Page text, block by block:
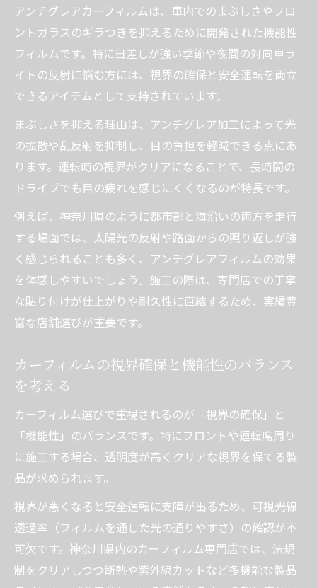
アンチグレアカーフィルムは、車内でのまぶしさやフロ
ントガラスのギラつきを抑えるために開発された機能性
フィルムです。特に日差しが強い季節や夜間の対向車ラ
イトの反射に悩む方には、視界の確保と安全運転を両立
できるアイテムとして支持されています。
まぶしさを抑える理由は、アンチグレア加工によって光
の拡散や乱反射を抑制し、目の負担を軽減できる点にあ
ります。運転時の視界がクリアになることで、長時間の
ドライブでも目の疲れを感じにくくなるのが特長です。
例えば、神奈川県のように都市部と海沿いの両方を走行
する場面では、太陽光の反射や路面からの照り返しが強
く感じられることも多く、アンチグレアフィルムの効果
を体感しやすいでしょう。施工の際は、専門店での丁寧
な貼り付けが仕上がりや耐久性に直結するため、実績豊
富な店舗選びが重要です。
カーフィルムの視界確保と機能性のバランス
を考える
カーフィルム選びで重視されるのが「視界の確保」と
「機能性」のバランスです。特にフロントや運転席周り
に施工する場合、透明度が高くクリアな視界を保てる製
品が求められます。
視界が悪くなると安全運転に支障が出るため、可視光線
透過率（フィルムを通した光の通りやすさ）の確認が不
可欠です。神奈川県内のカーフィルム専門店では、法規
制をクリアしつつ断熱や紫外線カットなど多機能な製品